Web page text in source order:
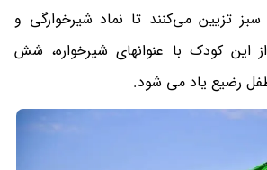
سبز تزیین می‌کنند تا نماد شیرخوارگی و
این کودک با عنوانهای شیرخواره، شش
رضیع یاد می ‏شود.